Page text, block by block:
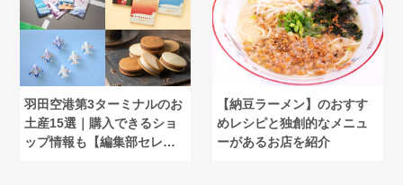
羽田空港第3ターミナルのお
土産15選｜購入できるショ
ップ情報も【編集部セレク
【納豆ラーメン】のおすす
めレシピと独創的なメニュ
ーがあるお店を紹介